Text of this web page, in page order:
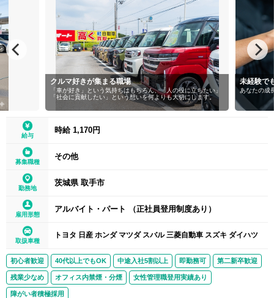
クルマ好きが集まる職場
「車が好き」という気持ちはもちろん、「人の役に立ちたい」
「社会に貢献したい」という想いを何よりも大切にします。
未経験で
あなたの成
給与
時給 1,170円
募集職種
その他
勤務地
茨城県 取手市
雇用形態
アルバイト・パート （正社員登用制度あり）
取扱車種
トヨタ 日産 ホンダ マツダ スバル 三菱自動車 スズキ ダイハツ
初心者歓迎 40代以上でもOK 中途入社5割以上 即勤務可 第二新卒歓迎
残業少なめ オフィス内禁煙・分煙 女性管理職登用実績あり
障がい者積極採用